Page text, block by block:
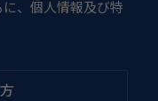
、個人情報及び特